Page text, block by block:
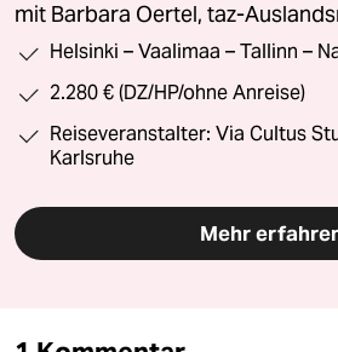
mit Barbara Oertel, taz-
Helsinki – Vaalimaa – Tallinn –
2.280 € (DZ/HP/ohne Anreise)
Reiseveranstalter: Via Cultus
Karlsruhe
Mehr